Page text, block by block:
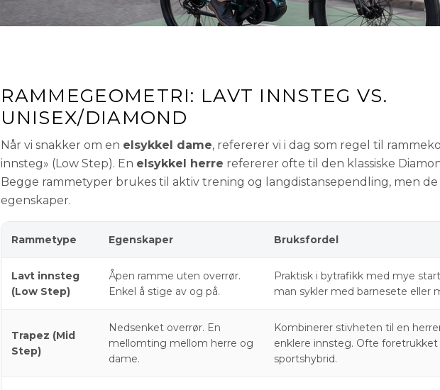
RAMMEGEOMETRI: LAVT INNSTEG VS.
UNISEX/DIAMOND
Når vi snakker om en elsykkel dame, refererer vi i dag som regel til
innsteg» (Low Step). En elsykkel herre refererer ofte til den klassiske
Begge rammetyper brukes til aktiv trening og langdistansependling, men
egenskaper.
Rammetype Egenskaper Bruksfordel
Lavt innsteg
(Low Step)
Åpen ramme uten overrør.
Enkel å stige av og på.
Praktisk i bytrafikk med mye
man sykler med barnesete eller
Trapez (Mid
Step)
Nedsenket overrør. En
mellomting mellom herre og
dame.
Kombinerer stivheten til en
enklere innsteg. Ofte foretrukket
sportshybrid.